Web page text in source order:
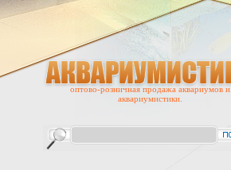
оптово-розничная продажа аквариумов и
аквариумистики.